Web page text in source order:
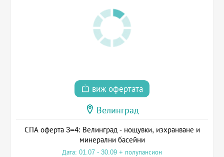
виж офертата
Велинград
СПА оферта 3=4: Велинград - нощувки, изхранване и
минерални басейни
Дата: 01.07 - 30.09 + полупансион